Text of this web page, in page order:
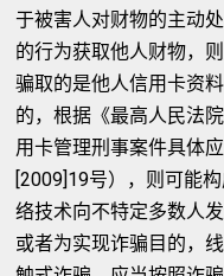
于被害人对财物的主动
的行为获取他人财物，
骗取的是他人信用卡资
的，根据《最高人民法
用卡管理刑事案件具体
[2009]19号），则可能
络技术向不特定多数人
或者为实现诈骗目的，